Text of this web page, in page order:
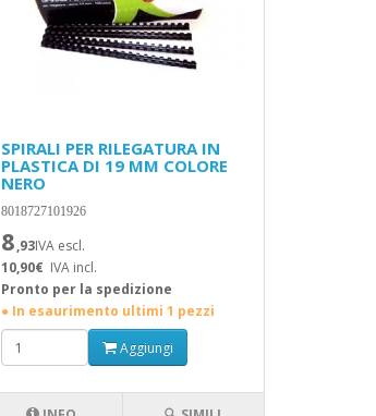
SPIRALI PER RILEGATURA IN
PLASTICA DI 19 MM COLORE
NERO
8018727101926
8,93IVA escl.
10,90€ IVA incl.
Pronto per la spedizione
● In esaurimento ultimi 1 pezzi
Aggiungi